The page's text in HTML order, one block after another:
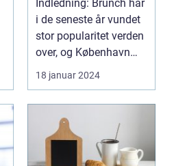
eventyrrejsende
og backpackere
Indledning: Brunch har
i de seneste år vundet
stor popularitet verden
over, og København
har ikke un...
18 januar 2024